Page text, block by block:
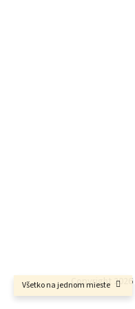
Všetko na jednom mieste
Copyright 2026